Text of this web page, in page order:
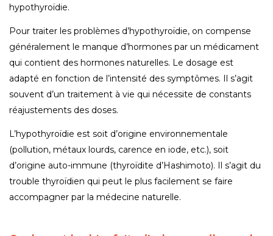
hypothyroïdie.
Pour traiter les problèmes d’hypothyroïdie, on compense
généralement le manque d’hormones par un médicament
qui contient des hormones naturelles. Le dosage est
adapté en fonction de l’intensité des symptômes. Il s’agit
souvent d’un traitement à vie qui nécessite de constants
réajustements des doses.
L’hypothyroïdie est soit d’origine environnementale
(pollution, métaux lourds, carence en iode, etc.), soit
d’origine auto-immune (thyroïdite d’Hashimoto). Il s’agit du
trouble thyroïdien qui peut le plus facilement se faire
accompagner par la médecine naturelle.